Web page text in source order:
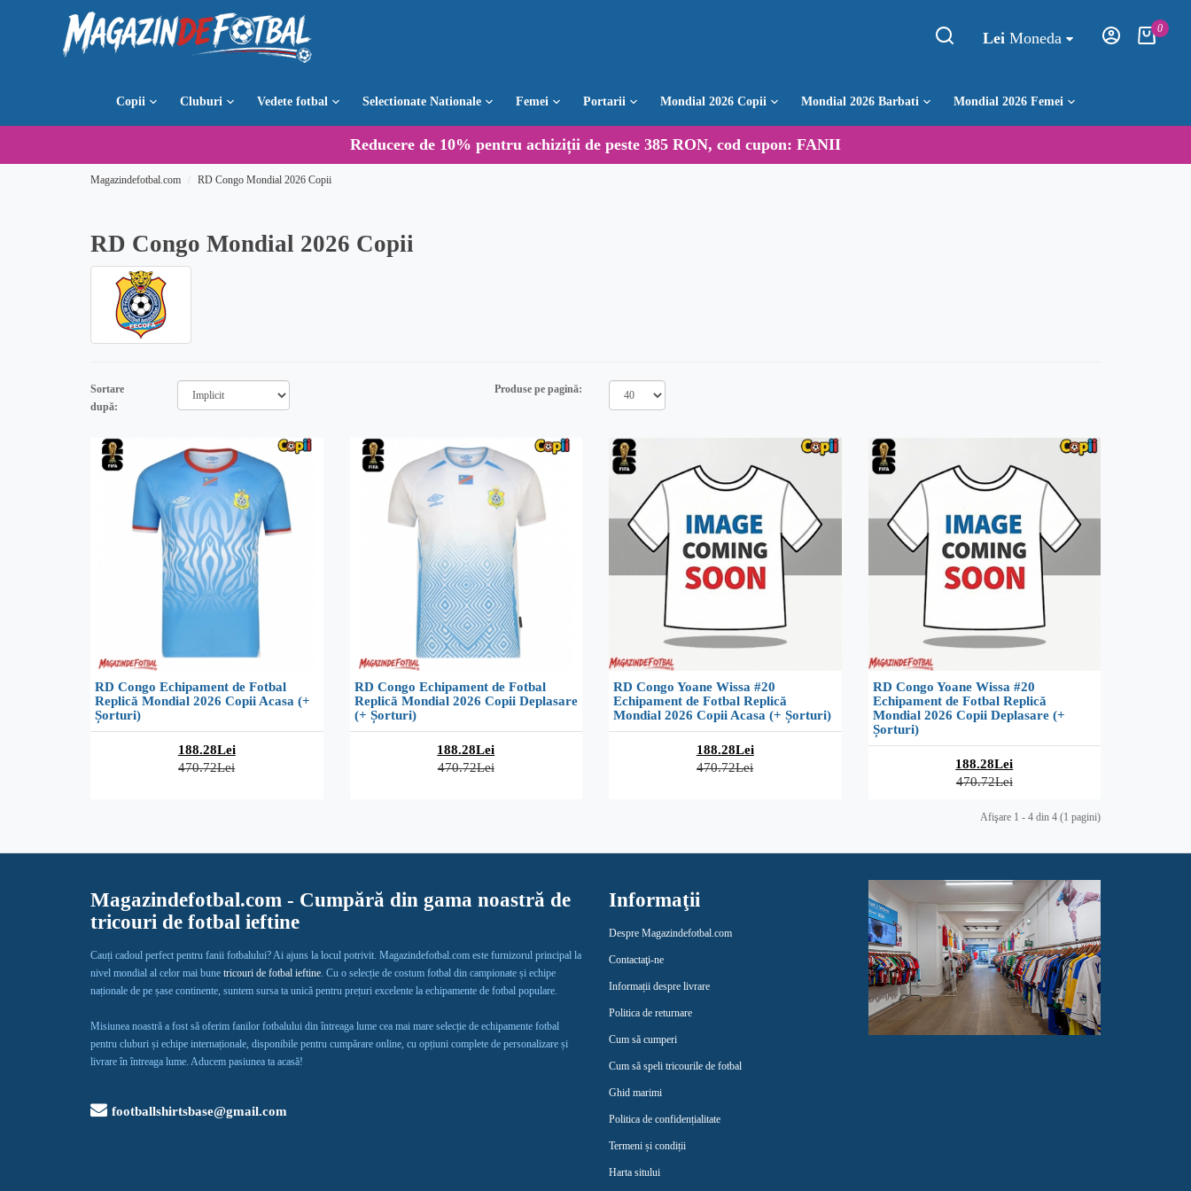
Lei Moneda
0
Copii Cluburi Vedete fotbal Selectionate Nationale Femei Portarii Mondial 2026 Copii Mondial 2026 Barbati Mondial 2026 Femei
Reducere de 10% pentru achiziții de peste 385 RON, cod cupon: FANII
Magazindefotbal.com RD Congo Mondial 2026 Copii
RD Congo Mondial 2026 Copii
Sortare
după:
Produse pe pagină:
RD Congo Echipament de Fotbal
Replică Mondial 2026 Copii Acasa (+
Șorturi)
188.28Lei
470.72Lei
RD Congo Echipament de Fotbal
Replică Mondial 2026 Copii Deplasare
(+ Șorturi)
188.28Lei
470.72Lei
RD Congo Yoane Wissa #20
Echipament de Fotbal Replică
Mondial 2026 Copii Acasa (+ Șorturi)
188.28Lei
470.72Lei
RD Congo Yoane Wissa #20
Echipament de Fotbal Replică
Mondial 2026 Copii Deplasare (+
Șorturi)
188.28Lei
470.72Lei
Afişare 1 - 4 din 4 (1 pagini)
Magazindefotbal.com - Cumpără din gama noastră de
tricouri de fotbal ieftine
Cauți cadoul perfect pentru fanii fotbalului? Ai ajuns la locul potrivit. Magazindefotbal.com este furnizorul principal la
nivel mondial al celor mai bune tricouri de fotbal ieftine . Cu o selecție de costum fotbal din campionate și echipe
naționale de pe șase continente, suntem sursa ta unică pentru prețuri excelente la echipamente de fotbal populare.
Misiunea noastră a fost să oferim fanilor fotbalului din întreaga lume cea mai mare selecție de echipamente fotbal
pentru cluburi și echipe internaționale, disponibile pentru cumpărare online, cu opțiuni complete de personalizare și
livrare în întreaga lume. Aducem pasiunea ta acasă!
footballshirtsbase@gmail.com
Informaţii
Despre Magazindefotbal.com
Contactaţi-ne
Informații despre livrare
Politica de returnare
Cum să cumperi
Cum să speli tricourile de fotbal
Ghid marimi
Politica de confidențialitate
Termeni și condiții
Harta sitului